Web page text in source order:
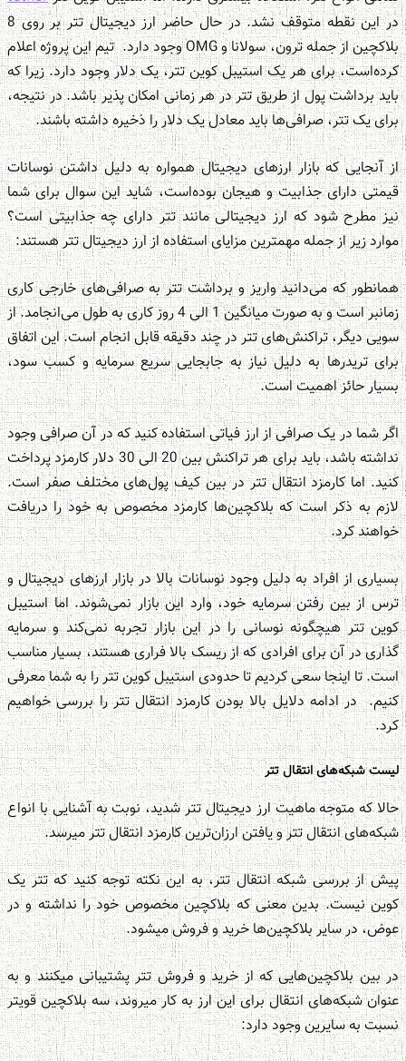
در این نقطه متوقف نشد. در حال حاضر ارز دیجیتال تتر بر روی 8
بلاکچین از جمله ترون، سولانا و OMG وجود دارد. تیم این پروژه اعلام
کرده‌است، برای هر یک استیبل کوین تتر، یک دلار وجود دارد. زیرا که
باید برداشت پول از طریق تتر در هر زمانی امکان پذیر باشد. در نتیجه،
برای یک تتر، صرافی‌ها باید معادل یک دلار را ذخیره داشته باشند.
از آنجایی که بازار ارزهای دیجیتال همواره به دلیل داشتن نوسانات
قیمتی دارای جذابیت و هیجان بوده‌است، شاید این سوال برای شما
نیز مطرح شود که ارز دیجیتالی مانند تتر دارای چه جذابیتی است؟
موارد زیر از جمله مهمترین مزایای استفاده از ارز دیجیتال تتر هستند:
همانطور که می‌دانید واریز و برداشت تتر به صرافی‌های خارجی کاری
زمانبر است و به صورت میانگین 1 الی 4 روز کاری به طول می‌انجامد. از
سویی دیگر، تراکنش‌های تتر در چند دقیقه قابل انجام است. این اتفاق
برای تریدرها به دلیل نیاز به جابجایی سریع سرمایه و کسب سود،
بسیار حائز اهمیت است.
اگر شما در یک صرافی از ارز فیاتی استفاده کنید که در آن صرافی وجود
نداشته باشد، باید برای هر تراکنش بین 20 الی 30 دلار کارمزد پرداخت
کنید. اما کارمزد انتقال تتر در بین کیف پول‌های مختلف صفر است.
لازم به ذکر است که بلاکچین‌ها کارمزد مخصوص به خود را دریافت
خواهند کرد.
بسیاری از افراد به دلیل وجود نوسانات بالا در بازار ارزهای دیجیتال و
ترس از بین رفتن سرمایه خود، وارد این بازار نمی‌شوند. اما استیبل
کوین تتر هیچگونه نوسانی را در این بازار تجربه نمی‌کند و سرمایه
گذاری در آن برای افرادی که از ریسک بالا فراری هستند، بسیار مناسب
است. تا اینجا سعی کردیم تا حدودی استیبل کوین تتر را به شما معرفی
کنیم. در ادامه دلایل بالا بودن کارمزد انتقال تتر را بررسی خواهیم
کرد.
لیست شبکه‌های انتقال تتر
حالا که متوجه ماهیت ارز دیجیتال تتر شدید، نوبت به آشنایی با انواع
شبکه‌های انتقال تتر و یافتن ارزان‌ترین کارمزد انتقال تتر می‎رسد.
پیش از بررسی شبکه‌ انتقال تتر، به این نکته توجه کنید که تتر یک
کوین نیست. بدین معنی که بلاکچین مخصوص خود را نداشته و در
عوض، در سایر بلاکچین‌ها خرید و فروش می‎شود.
در بین بلاکچین‌هایی که از خرید و فروش تتر پشتیبانی میکنند و به
عنوان شبکه‌های انتقال برای این ارز به کار می‏روند، سه بلاکچین قویتر
نسبت به سایرین وجود دارد: